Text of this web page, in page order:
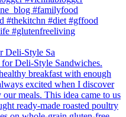
Deli-Style Sa